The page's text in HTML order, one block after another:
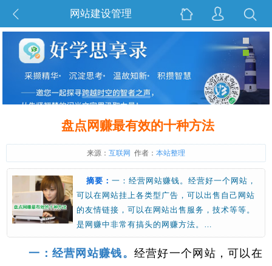
网站建设管理
盘点网赚最有效的十种方法
来源： 互联网 作者： 本站整理
摘要： 一：经营网站赚钱。经营好一个网站，
可以在网站挂上各类型广告，可以出售自己网站
的友情链接，可以在网站出售服务，技术等等。
是网赚中非常有搞头的网赚方法。…
一：经营网站赚钱。 经营好一个网站，可以在